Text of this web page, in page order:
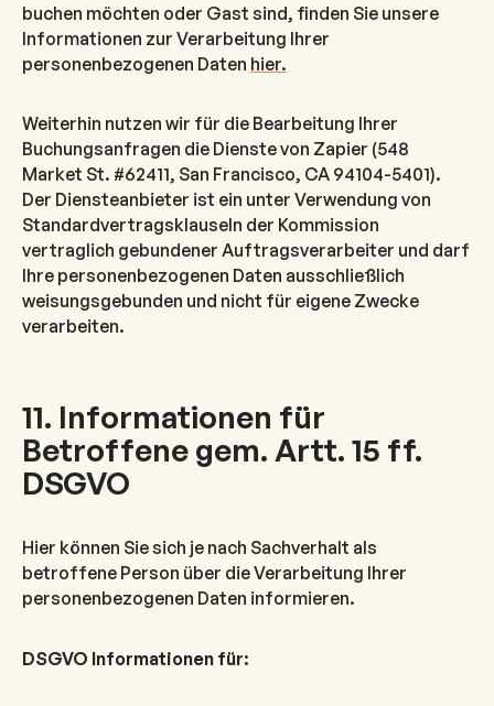
buchen möchten oder Gast sind, finden Sie unsere
Informationen zur Verarbeitung Ihrer
personenbezogenen Daten hier.
Weiterhin nutzen wir für die Bearbeitung Ihrer
Buchungsanfragen die Dienste von Zapier (548
Market St. #62411, San Francisco, CA 94104-5401).
Der Diensteanbieter ist ein unter Verwendung von
Standardvertragsklauseln der Kommission
vertraglich gebundener Auftragsverarbeiter und darf
Ihre personenbezogenen Daten ausschließlich
weisungsgebunden und nicht für eigene Zwecke
verarbeiten.
11. Informationen für
Betroffene gem. Artt. 15 ff.
DSGVO
Hier können Sie sich je nach Sachverhalt als
betroffene Person über die Verarbeitung Ihrer
personenbezogenen Daten informieren.
DSGVO Informationen für: